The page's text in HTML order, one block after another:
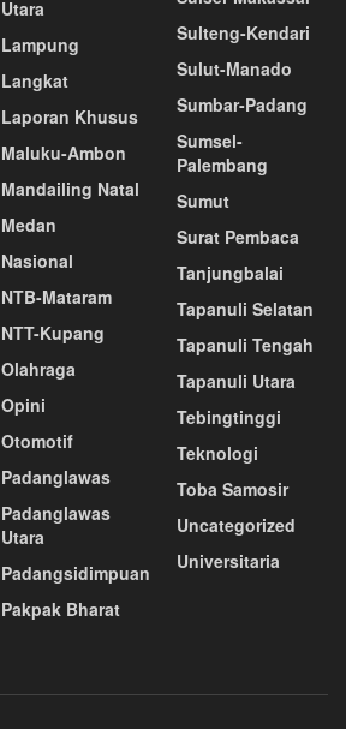
Utara
Lampung
Langkat
Laporan Khusus
Maluku-Ambon
Mandailing Natal
Medan
Nasional
NTB-Mataram
NTT-Kupang
Olahraga
Opini
Otomotif
Padanglawas
Padanglawas
Utara
Padangsidimpuan
Pakpak Bharat
Sulteng-Kendari
Sulut-Manado
Sumbar-Padang
Sumsel-
Palembang
Sumut
Surat Pembaca
Tanjungbalai
Tapanuli Selatan
Tapanuli Tengah
Tapanuli Utara
Tebingtinggi
Teknologi
Toba Samosir
Uncategorized
Universitaria